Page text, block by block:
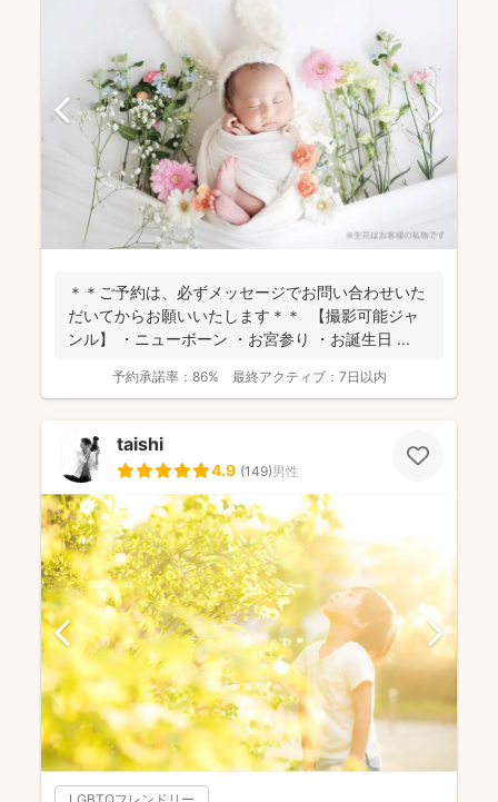
＊＊ご予約は、必ずメッセージでお問い合わせいた
だいてからお願いいたします＊＊ 【撮影可能ジャ
ンル】 ・ニューボーン ・お宮参り ・お誕生日 ...
予約承諾率： 86% 最終アクティブ： 7日以内
taishi
4.9 (149)男性